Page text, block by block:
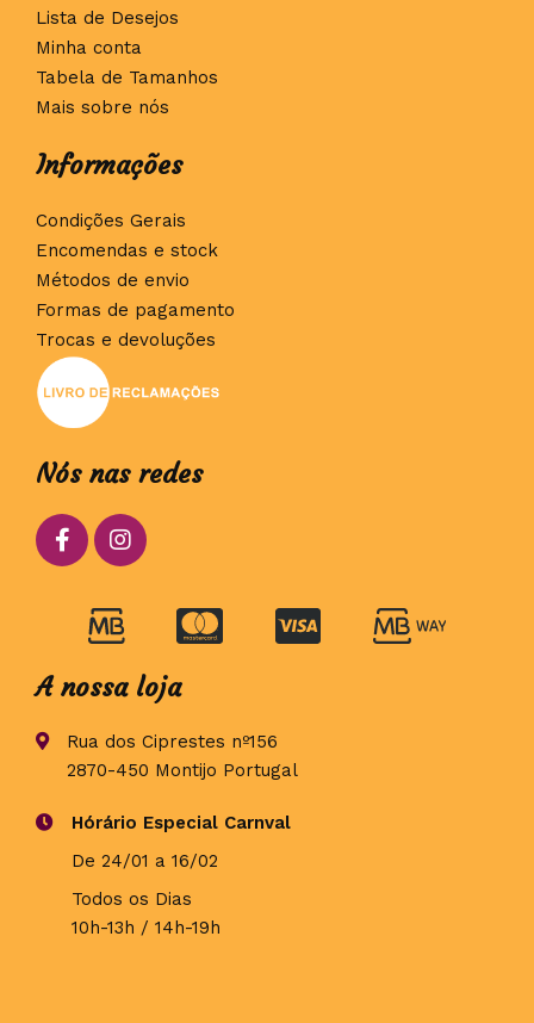
Lista de Desejos
Minha conta
Tabela de Tamanhos
Mais sobre nós
Informações
Condições Gerais
Encomendas e stock
Métodos de envio
Formas de pagamento
Trocas e devoluções
Nós nas redes
A nossa loja
Rua dos Ciprestes nº156
2870-450 Montijo Portugal
Hórário Especial Carnval
De 24/01 a 16/02
Todos os Dias
10h-13h / 14h-19h